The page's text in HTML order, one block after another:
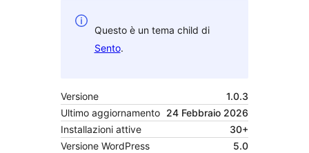
Questo è un tema child di
Sento.
Versione
1.0.3
Ultimo aggiornamento 24 Febbraio 2026
Installazioni attive
30+
Versione WordPress
5.0